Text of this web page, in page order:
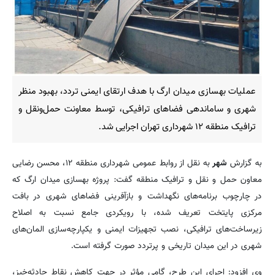
عملیات بهسازی میدان ارگ با هدف ارتقای ایمنی تردد، بهبود منظر
شهری و ساماندهی فضاهای ترافیکی، توسط معاونت حمل‌ونقل و
ترافیک منطقه ۱۲ شهرداری تهران اجرایی شد.
به گزارششهر
به نقل از روابط عمومی شهرداری منطقه ۱۲، محسن رضایی
معاون حمل و نقل و ترافیک منطقه گفت: پروژه بهسازی میدان ارگ که
در چارچوب برنامه‌های نگهداشت و بازآفرینی فضاهای شهری در بافت
مرکزی پایتخت تعریف شده، با رویکردی جامع نسبت به اصلاح
زیرساخت‌های ترافیکی، نصب تجهیزات ایمنی و یکپارچه‌سازی المان‌های
شهری در این میدان تاریخی و پرتردد صورت گرفته است.